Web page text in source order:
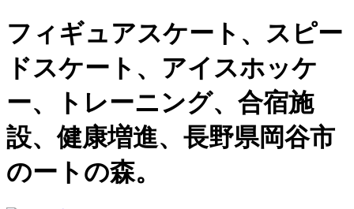
フィギュアスケート、スピー
ドスケート、アイスホッケ
ー、トレーニング、合宿施
設、健康増進、長野県岡谷市
のートの森。